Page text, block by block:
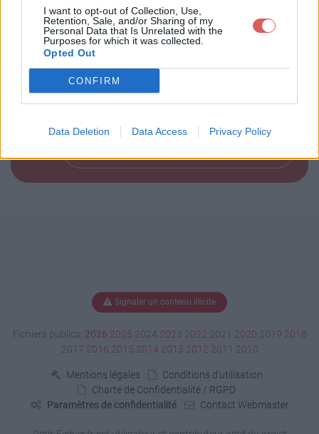
I want to opt-out of Collection, Use,
Retention, Sale, and/or Sharing of my
Personal Data that Is Unrelated with the
Purposes for which it was collected.
Opted Out
CONFIRM
Data Deletion Data Access Privacy Policy
Télécharger le fichier thug.zip
Télécharger thug.zip
Signaler un contenu illicite
Fichiers publics: 2026 2025 2024 2023 2022 2021 2020 2019 2018
2017 2016 2015 2014 2013 2012 2011 2010
Mentions légales
Conditions d'utilisation
Charte de Confidentialité / RGPD
Paramètres de confidentialité
Contact Webmaster